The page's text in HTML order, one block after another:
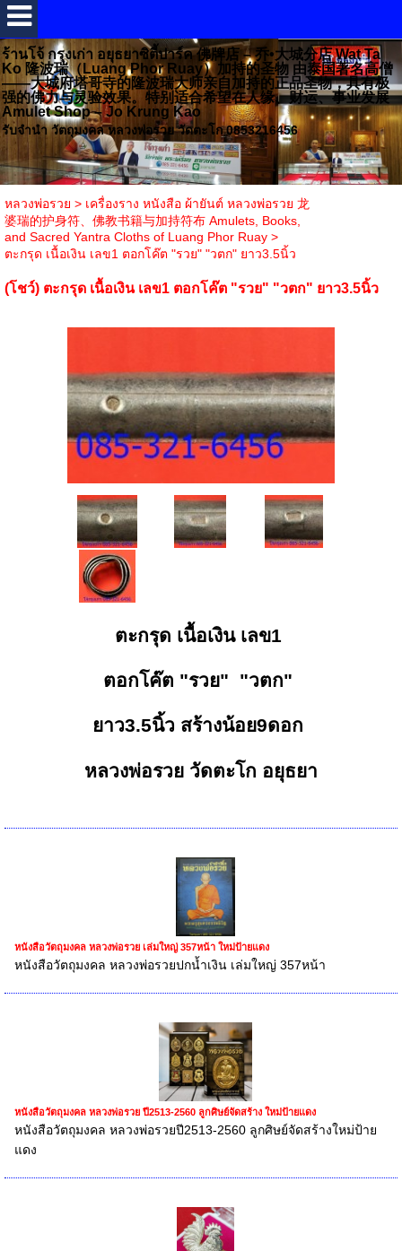
ร้านโจ้ กรุงเก่า อยุธยาซิตี้ปาร์ค 佛牌店 – 乔•大城分店 Wat Ta
Ko 隆波瑞（Luang Phor Ruay）加持的圣物 由泰国著名高僧
——大城府塔哥寺的隆波瑞大师亲自加持的正品圣物，具有极
强的佛力与灵验效果。特别适合希望在人缘、财运、事业发展
Amulet Shop – Jo Krung Kao
รับจำนำ วัตถุมงคล หลวงพ่อรวย วัดตะโก 0853216456
หลวงพ่อรวย > เครื่องราง หนังสือ ผ้ายันต์ หลวงพ่อรวย 龙
婆瑞的护身符、佛教书籍与加持符布 Amulets, Books,
and Sacred Yantra Cloths of Luang Phor Ruay>
ตะกรุด เนื้อเงิน เลข1 ตอกโค๊ต "รวย" "วตก" ยาว3.5นิ้ว
(โชว์) ตะกรุด เนื้อเงิน เลข1 ตอกโค๊ต "รวย" "วตก" ยาว3.5นิ้ว
ตะกรุด เนื้อเงิน เลข1
ตอกโค๊ต "รวย" "วตก"
ยาว3.5นิ้ว สร้างน้อย9ดอก
หลวงพ่อรวย วัดตะโก อยุธยา
หนังสือวัตถุมงคล หลวงพ่อรวย เล่มใหญ่ 357หน้า ใหม่ป้ายแดง
หนังสือวัตถุมงคล หลวงพ่อรวยปกน้ำเงิน เล่มใหญ่ 357หน้า
หนังสือวัตถุมงคล หลวงพ่อรวย ปี2513-2560 ลูกศิษย์จัดสร้าง ใหม่ป้ายแดง
หนังสือวัตถุมงคล หลวงพ่อรวยปี2513-2560 ลูกศิษย์จัดสร้างใหม่ป้าย
แดง